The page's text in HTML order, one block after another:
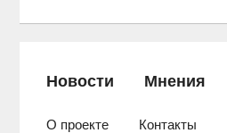
Новости Мнения
О проекте Контакты